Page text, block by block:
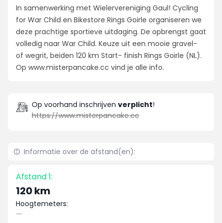
In samenwerking met Wielervereniging Gaul! Cycling
for War Child en Bikestore Rings Goirle organiseren we
deze prachtige sportieve uitdaging. De opbrengst gaat
volledig naar War Child. Keuze uit een mooie gravel-
of wegrit, beiden 120 km Start- finish Rings Goirle (NL).
Op www.misterpancake.cc vind je alle info.
Op voorhand inschrijven verplicht!
https://www.misterpancake.cc
Informatie over de afstand(en):
Afstand 1:
120 km
Hoogtemeters:
—